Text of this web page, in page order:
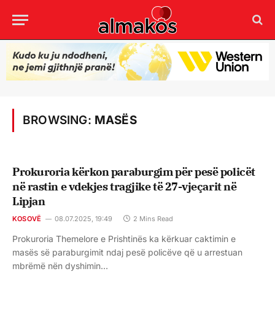
BROWSING: MASËS
Prokuroria kërkon paraburgim për pesë policët
në rastin e vdekjes tragjike të 27-vjeçarit në
Lipjan
KOSOVË 08.07.2025, 19:49 2 Mins Read
Prokuroria Themelore e Prishtinës ka kërkuar caktimin e
masës së paraburgimit ndaj pesë policëve që u arrestuan
mbrëmë nën dyshimin…